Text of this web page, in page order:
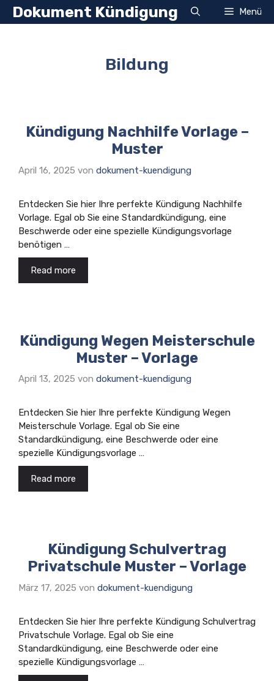
Zum
InhaltDokument Kündigung Menü
Bildung
Kündigung Nachhilfe Vorlage –
Muster
April 16, 2025 von dokument-kuendigung
Entdecken Sie hier Ihre perfekte Kündigung Nachhilfe
Vorlage. Egal ob Sie eine Standardkündigung, eine
Beschwerde oder eine spezielle Kündigungsvorlage
benötigen …
Read more
Kündigung Wegen Meisterschule
Muster – Vorlage
April 13, 2025 von dokument-kuendigung
Entdecken Sie hier Ihre perfekte Kündigung Wegen
Meisterschule Vorlage. Egal ob Sie eine
Standardkündigung, eine Beschwerde oder eine
spezielle Kündigungsvorlage …
Read more
Kündigung Schulvertrag
Privatschule Muster – Vorlage
März 17, 2025 von dokument-kuendigung
Entdecken Sie hier Ihre perfekte Kündigung Schulvertrag
Privatschule Vorlage. Egal ob Sie eine
Standardkündigung, eine Beschwerde oder eine
spezielle Kündigungsvorlage …